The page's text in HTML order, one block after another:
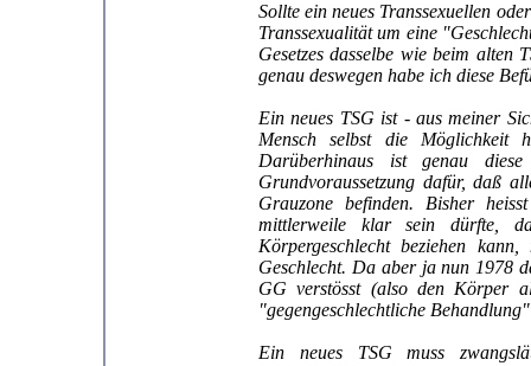
Sollte ein neues Transsexuellen
Transsexualität um eine
Gesetzes dasselbe wie beim
genau deswegen habe ich diese
Ein neues TSG ist - aus meiner
Mensch selbst die Möglichkeit
Darüberhinaus ist genau
Grundvoraussetzung dafür, daß
Grauzone befinden. Bisher
mittlerweile klar sein dürfte,
Körpergeschlecht beziehen
Geschlecht. Da aber ja nun 1978
GG verstösst (also den Körper
"gegengeschlechtliche
Ein neues TSG muss